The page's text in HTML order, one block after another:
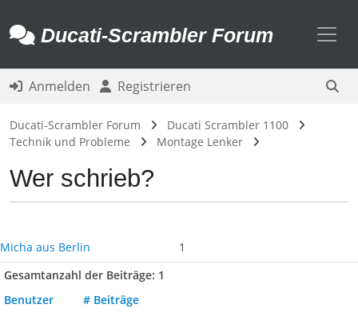
Ducati-Scrambler Forum
Anmelden Registrieren
Ducati-Scrambler Forum
Ducati Scrambler 1100
Technik und Probleme
Montage Lenker
Wer schrieb?
Micha aus Berlin
1
Gesamtanzahl der Beiträge: 1
Benutzer
# Beiträge